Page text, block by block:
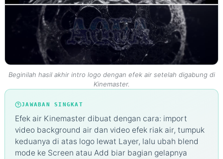
Elegan
Beginilah hasil akhir intro logo dengan efek air setelah digabung di
Kinemaster.
JAWABAN SINGKAT
Efek air Kinemaster dibuat dengan cara: import
video background air dan video efek riak air, tumpuk
keduanya di atas logo lewat Layer, lalu ubah blend
mode ke Screen atau Add biar bagian gelapnya